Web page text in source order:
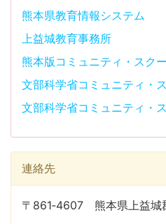
熊本県教育情報システム
上益城教育事務所
熊本版コミュニティ・スク
文部科学省コミュニティ・
文部科学省コミュニティ・
連絡先
〒861‐4607 熊本県上益城